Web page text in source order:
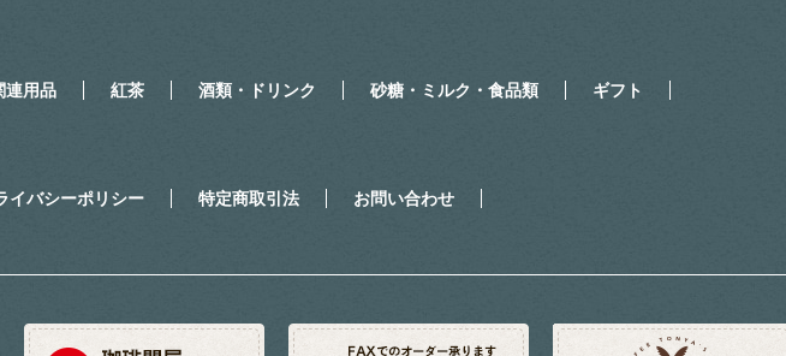
連用品 紅茶 酒類・ドリンク 砂糖・ミルク・食品類 ギフト
イバシーポリシー 特定商取引法 お問い合わせ